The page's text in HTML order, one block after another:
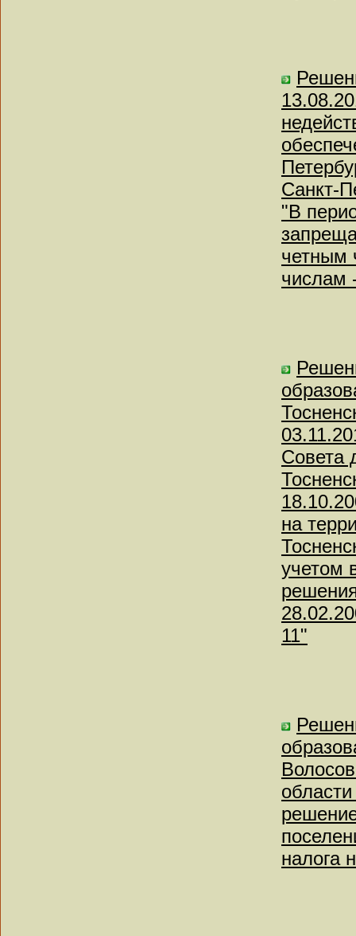
Санкт-
"В
четным
числам
Совета
на
учетом
11"
налога